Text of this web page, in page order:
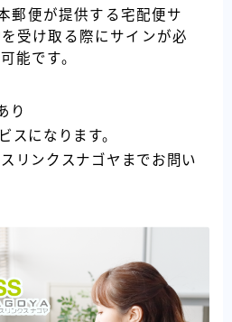
郵便が提供する宅配便サ
受け取る際にサインが必
能です。
り
になります。
ンクスナゴヤまでお問い